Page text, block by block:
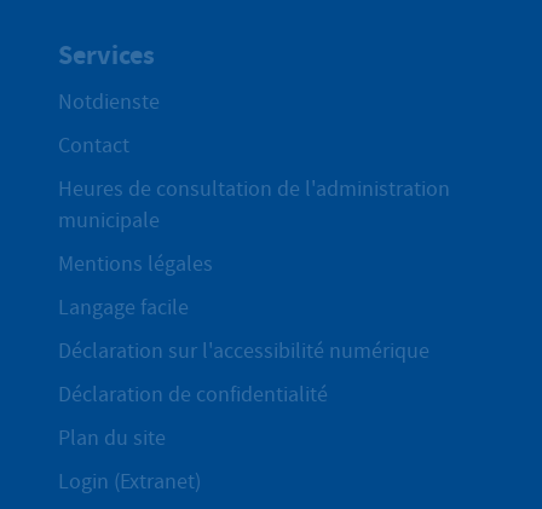
Services
Notdienste
Contact
Heures de consultation de l'administration
municipale
Mentions légales
Langage facile
Déclaration sur l'accessibilité numérique
Déclaration de confidentialité
Plan du site
Login (Extranet)